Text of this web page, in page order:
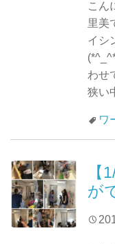
こん
里美
イシ
わせ
狭い
ワ
が